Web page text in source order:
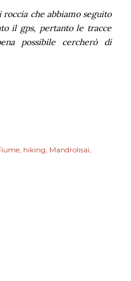
roccia che abbiamo seguito
il gps, pertanto le tracce
possibile cercherò di
hiking Mandrolisai